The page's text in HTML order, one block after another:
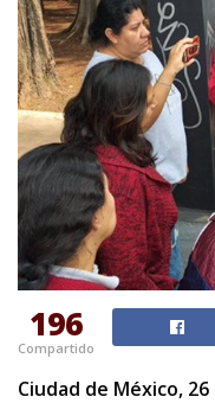
196
Compartido
Ciudad de México,